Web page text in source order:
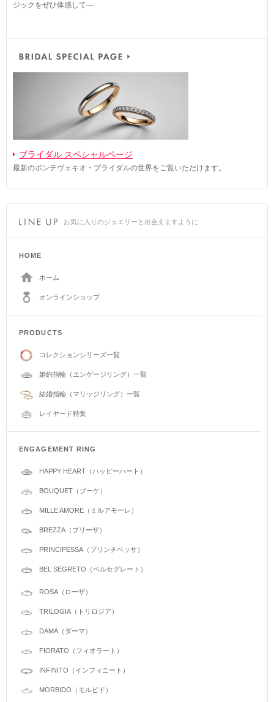
ジックをぜひ体感して―
ブライダル スペシャルページ
最新のポンテヴェキオ・ブライダルの世界をご覧いただけます。
お気に入りのジュエリーと出会えますように
HOME
ホーム
オンラインショップ
PRODUCTS
コレクションシリーズ一覧
婚約指輪（エンゲージリング）一覧
結婚指輪（マリッジリング）一覧
レイヤード特集
ENGAGEMENT RING
HAPPY HEART（ハッピーハート）
BOUQUET（ブーケ）
MILLE AMORE（ミルアモーレ）
BREZZA（ブリーザ）
PRINCIPESSA（プリンチペッサ）
BEL SEGRETO（ベルセグレート）
ROSA（ローザ）
TRILOGIA（トリロジア）
DAMA（ダーマ）
FIORATO（フィオラート）
INFINITO（インフィニート）
MORBIDO（モルビド）